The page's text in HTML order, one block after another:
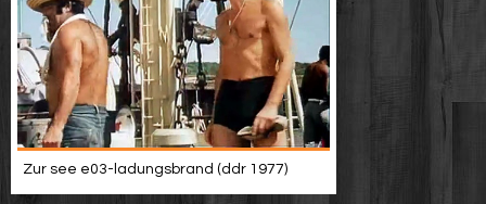
Zur see e03-ladungsbrand (ddr 1977)